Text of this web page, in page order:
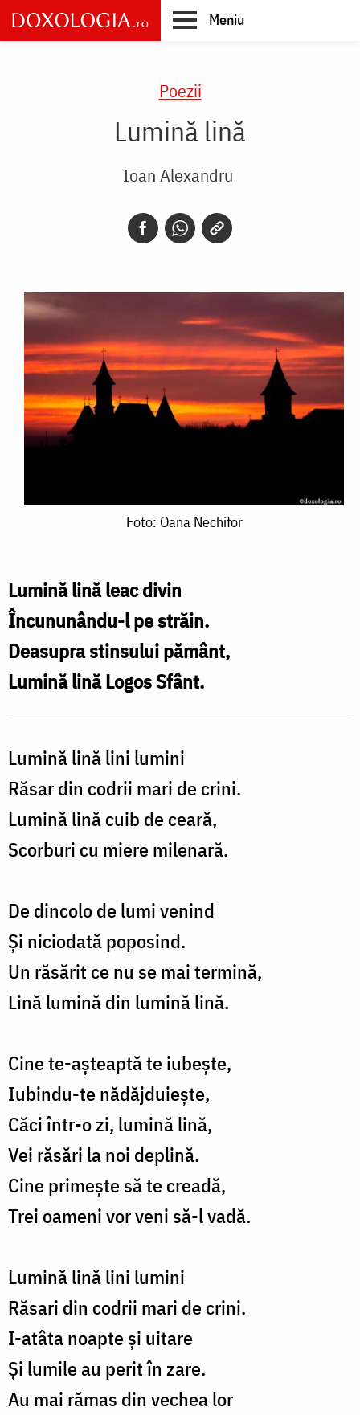
Skip
to
main
Meniu
Poezii
Lumină lină
Ioan Alexandru
Foto: Oana Nechifor
Lumină lină leac divin
Încununându-l pe străin.
Deasupra stinsului pământ,
Lumină lină Logos Sfânt.
Lumină lină lini lumini
Răsar din codrii mari de crini.
Lumină lină cuib de ceară,
Scorburi cu miere milenară.
De dincolo de lumi venind
Și niciodată poposind.
Un răsărit ce nu se mai termină,
Lină lumină din lumină lină.
Cine te-așteaptă te iubește,
Iubindu-te nădăjduiește,
Căci într-o zi, lumină lină,
Vei răsări la noi deplină.
Cine primește să te creadă,
Trei oameni vor veni să-l vadă.
Lumină lină lini lumini
Răsari din codrii mari de crini.
I-atâta noapte și uitare
Și lumile au perit în zare.
Au mai rămas din vechea lor